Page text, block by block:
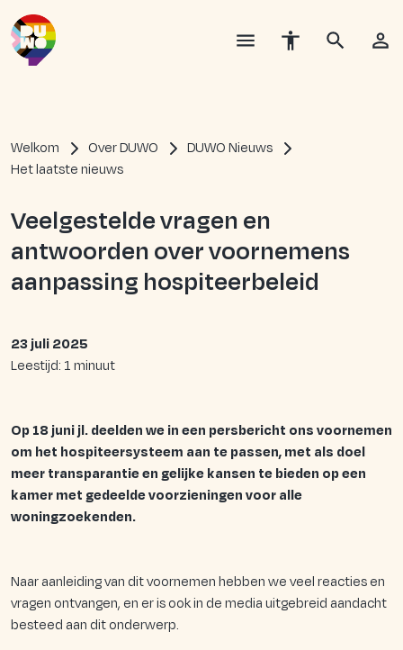
Welkom Over DUWO
DUWO Nieuws
Het laatste nieuws
Veelgestelde vragen en
antwoorden over voornemens
aanpassing hospiteerbeleid
23 juli 2025
Leestijd: 1 minuut
Op 18 juni jl. deelden we in een persbericht ons voornemen
om het hospiteersysteem aan te passen, met als doel
meer transparantie en gelijke kansen te bieden op een
kamer met gedeelde voorzieningen voor alle
woningzoekenden.
Naar aanleiding van dit voornemen hebben we veel reacties en
vragen ontvangen, en er is ook in de media uitgebreid aandacht
besteed aan dit onderwerp.